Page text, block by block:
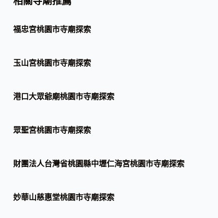
福忠宮桃園市寺廟探索
玉山宮桃園市寺廟探索
港口大眾爺廟桃園市寺廟探索
眾聖宮桃園市寺廟探索
財團法人台灣省桃園縣中壢仁海宮桃園市寺廟探索
妙華山慈惠堂桃園市寺廟探索